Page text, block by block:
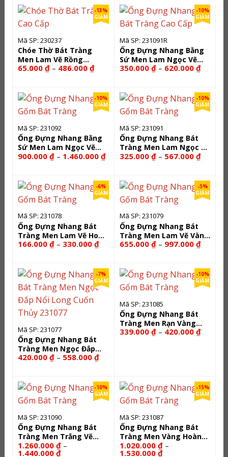
đến
292.500 ₫
đến
434.000 ₫
-13%
GIẢM
Mã SP: 230237
Chóe Thờ Bát Tràng
Men Lam Vẽ Rồng
Phượng 230237
65.000 ₫ – 486.000 ₫Khoảng
đến
486.000 ₫
-10%
GIẢM
Mã SP: 231091R
Ống Đựng Nhang Bằng
Sứ Men Lam Ngọc Vẽ
Long Cuốn Thủy 231091R
350.000 ₫ – 620.000 ₫Khoảng
giá:
đến
620.000
-10%
GIẢM
Mã SP: 231092
Ống Đựng Nhang Bằng
Sứ Men Lam Ngọc Vẽ
Vàng Hoa Sen 231092
900.000 ₫ – 1.460.000 ₫Khoảng
đến
1.460.000 ₫
-10%
GIẢM
Mã SP: 231091
Ống Đựng Nhang Bát
Tràng Men Lam Ngọc Vẽ
Hoa Sen 231091
325.000 ₫ – 567.000 ₫Khoảng
giá:
đến
567.000
-6%
GIẢM
Mã SP: 231078
Ống Đựng Nhang Bát
Tràng Men Lam Vẽ Hoa
Sen 231078
166.000 ₫ – 330.000 ₫Khoảng
đến
330.000 ₫
-5%
GIẢM
Mã SP: 231079
Ống Đựng Nhang Bát
Tràng Men Lam Vẽ Vàng
Hoa Sen 231079
655.000 ₫ – 997.000 ₫Khoảng
giá:
đến
997.000
-7%
GIẢM
Mã SP: 231077
Ống Đựng Nhang Bát
Tràng Men Ngọc Đắp
Nổi Long Cuốn Thủy
420.000 ₫ – 558.000 ₫Khoảng
đến
558.000 ₫
-10%
GIẢM
Mã SP: 231085
Ống Đựng Nhang Bát
Tràng Men Rạn Vàng
Hoàng Lưu Ly 231085
339.000 ₫ – 420.000 ₫Khoảng
giá:
-10%
GIẢM
Mã SP: 231090
Ống Đựng Nhang Bát
Tràng Men Trắng Vẽ
Vàng Hoàng Kim 231090
1.260.000 ₫ –
1.440.000 ₫Khoảng
-15%
GIẢM
Mã SP: 231087
Ống Đựng Nhang Bát
Tràng Men Vàng Hoàng
Thổ 231087
1.020.000 ₫ –
1.530.000 ₫Khoảng